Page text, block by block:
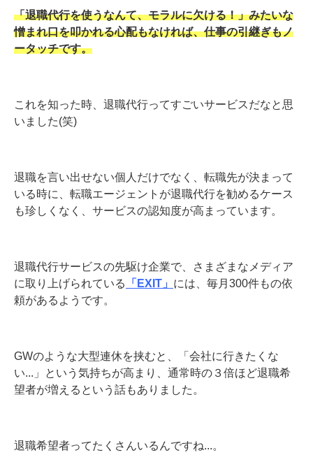
「退職代行を使うなんて、モラルに欠ける！」みたいな
憎まれ口を叩かれる心配もなければ、仕事の引継ぎもノ
ータッチです。
これを知った時、退職代行ってすごいサービスだなと思
いました(笑)
退職を言い出せない個人だけでなく、転職先が決まって
いる時に、転職エージェントが退職代行を勧めるケース
も珍しくなく、サービスの認知度が高まっています。
退職代行サービスの先駆け企業で、さまざまなメディア
に取り上げられている
「EXIT」 には、毎月300件もの依
頼があるようです。
GWのような大型連休を挟むと、「会社に行きたくな
い...」という気持ちが高まり、通常時の３倍ほど退職希
望者が増えるという話もありました。
退職希望者ってたくさんいるんですね...。